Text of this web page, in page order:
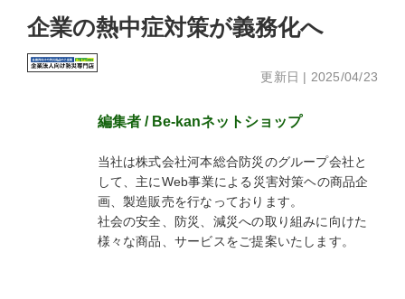
企業の熱中症対策が義務化へ
更新日 | 2025/04/23
編集者 / Be-kanネットショップ
当社は株式会社河本総合防災のグループ会社と
して、主にWeb事業による災害対策ヘの商品企
画、製造販売を行なっております。
社会の安全、防災、減災への取り組みに向けた
様々な商品、サービスをご提案いたします。